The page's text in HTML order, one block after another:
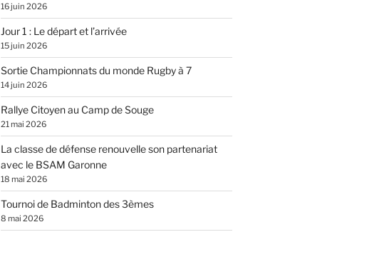
16 juin 2026
Jour 1 : Le départ et l’arrivée
15 juin 2026
Sortie Championnats du monde Rugby à 7
14 juin 2026
Rallye Citoyen au Camp de Souge
21 mai 2026
La classe de défense renouvelle son partenariat
avec le BSAM Garonne
18 mai 2026
Tournoi de Badminton des 3èmes
8 mai 2026